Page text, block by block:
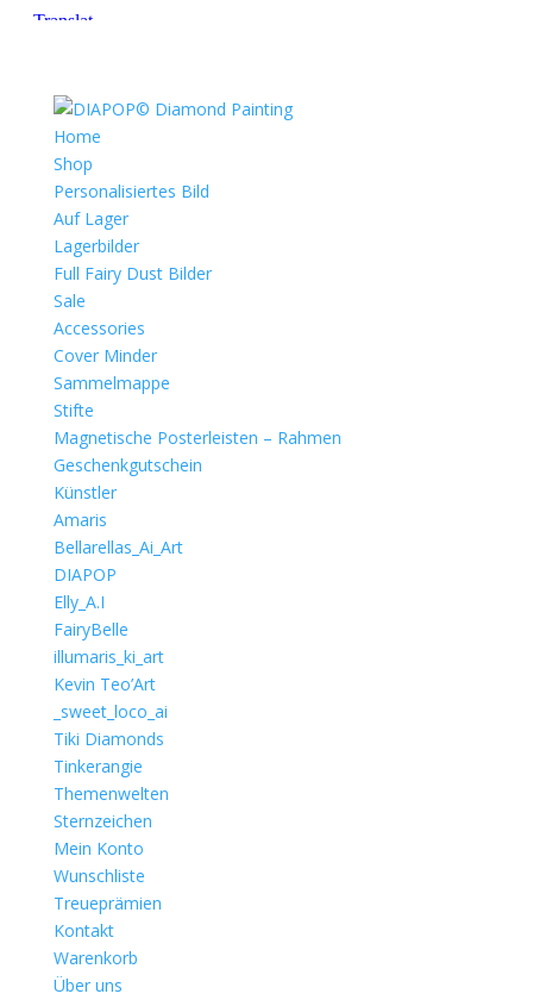
Home
Shop
Personalisiertes Bild
Auf Lager
Lagerbilder
Full Fairy Dust Bilder
Sale
Accessories
Cover Minder
Sammelmappe
Stifte
Magnetische Posterleisten – Rahmen
Geschenkgutschein
Künstler
Amaris
Bellarellas_Ai_Art
DIAPOP
Elly_A.I
FairyBelle
illumaris_ki_art
Kevin Teo’Art
_sweet_loco_ai
Tiki Diamonds
Tinkerangie
Themenwelten
Sternzeichen
Mein Konto
Wunschliste
Treueprämien
Kontakt
Warenkorb
Über uns